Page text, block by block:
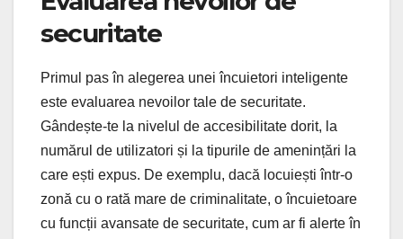
securitate
Primul pas în alegerea unei încuietori inteligente
este evaluarea nevoilor tale de securitate.
Gândește-te la nivelul de accesibilitate dorit, la
numărul de utilizatori și la tipurile de amenințări la
care ești expus. De exemplu, dacă locuiești într-o
zonă cu o rată mare de criminalitate, o încuietoare
cu funcții avansate de securitate, cum ar fi alerte în